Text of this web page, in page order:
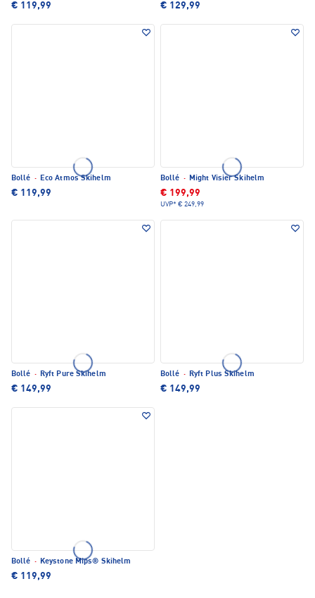
€ 119,99 € 129,99
Bollé · Eco Atmos Skihelm
€ 119,99
Bollé · Might Visier Skihelm
€ 199,99
UVP* € 249,99
Bollé · Ryft Pure Skihelm
€ 149,99
Bollé · Ryft Plus Skihelm
€ 149,99
Bollé · Keystone Mips® Skihelm
€ 119,99